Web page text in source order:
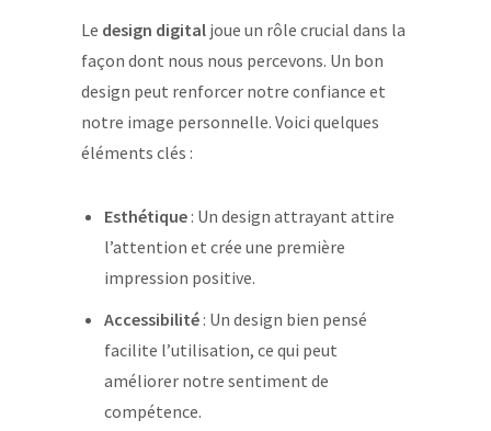
Le design digital joue un rôle crucial dans la
façon dont nous nous percevons. Un bon
design peut renforcer notre confiance et
notre image personnelle. Voici quelques
éléments clés :
Esthétique: Un design attrayant attire
l’attention et crée une première
impression positive.
Accessibilité: Un design bien pensé
facilite l’utilisation, ce qui peut
améliorer notre sentiment de
compétence.